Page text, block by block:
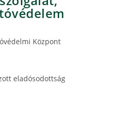
Központ
eladósodottság